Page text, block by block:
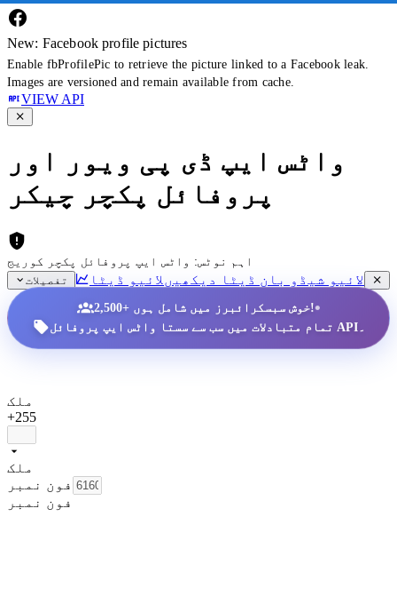
New: Facebook profile pictures
Enable fbProfilePic to retrieve the picture linked to a Facebook leak.
Images are versioned and remain available from cache.
VIEW API
واٹس ایپ ڈی پی ویور اور
پروفائل پکچر چیکر
اہم نوٹس: واٹس ایپ پروفائل پکچر کوریج
تفصیلات
لائیو شیڈو بان ڈیٹا دیکھیں لائیو ڈیٹا
2,500+ خوش سبسکرائبرز میں شامل ہوں!•
تمام متبادلات میں سب سے سستا واٹس ایپ پروفائل API۔
ملک
+255
ملک
فون نمبر
فون نمبر